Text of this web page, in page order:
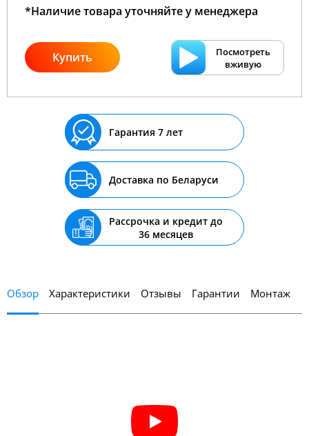
*Наличие товара уточняйте у менеджера
Купить
Посмотреть
вживую
Гарантия 7 лет
Доставка по Беларуси
Рассрочка и кредит до
36 месяцев
Обзор Характеристики Отзывы Гарантии Монтаж